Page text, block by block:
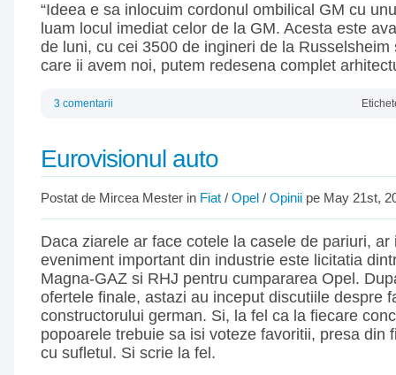
“Ideea e sa inlocuim cordonul ombilical GM cu
luam locul imediat celor de la GM. Acesta este
de luni, cu cei 3500 de ingineri de la Russelsheim
care ii avem noi, putem redesena complet
3 comentarii
Eurovisionul auto
Postat de Mircea Mester in Fiat / Opel / Opinii pe May 21st,
Daca ziarele ar face cotele la casele de pariuri, ar
eveniment important din industrie este licitatia
Magna-GAZ si RHJ pentru cumpararea Opel.
ofertele finale, astazi au inceput discutiile despre
constructorului german. Si, la fel ca la fiecare
popoarele trebuie sa isi voteze favoritii, presa din
cu sufletul. Si scrie la fel.